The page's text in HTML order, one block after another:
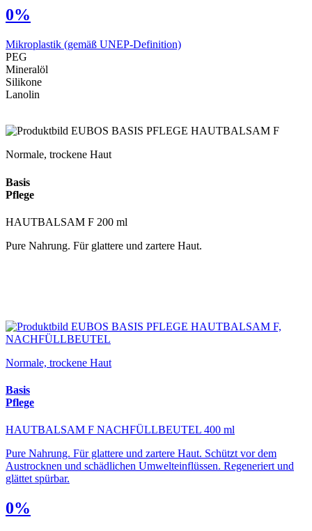
0%
Mikroplastik (gemäß UNEP-Definition)
PEG
Mineralöl
Silikone
Lanolin
Normale, trockene Haut
Basis
Pflege
HAUTBALSAM F 200 ml
Pure Nahrung. Für glattere und zartere Haut.
Normale, trockene Haut
Basis
Pflege
HAUTBALSAM F NACHFÜLLBEUTEL 400 ml
Pure Nahrung. Für glattere und zartere Haut. Schützt vor dem
Austrocknen und schädlichen Umwelteinflüssen. Regeneriert und
glättet spürbar.
0%